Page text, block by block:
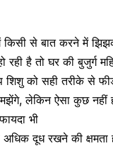
से बात करने में
रही हैतो घर की बुजुर्ग
को सही तरीके से
लेकिन ऐसा कुछ नहीं
भी
दूध रखने की